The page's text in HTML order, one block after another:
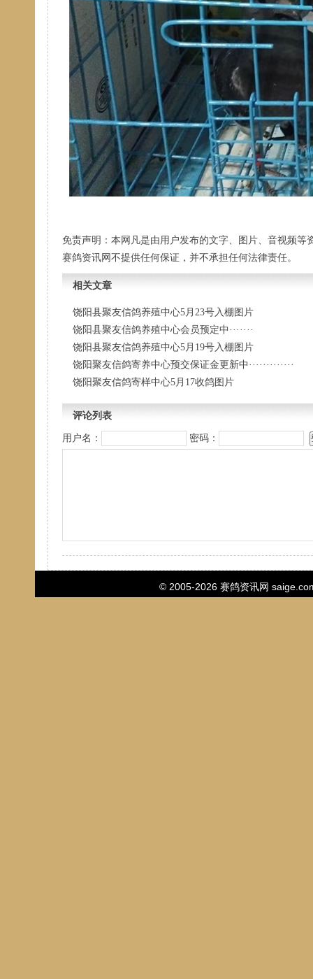
免责声明：本网凡是由用户发布的文字、图片、音视频
赛鸽资讯网不提供任何保证，并不承担任何法律责任。
相关文章
饶阳县聚友信鸽养殖中心5月23号入棚图片
饶阳县聚友信鸽养殖中心会员预定中·······
饶阳县聚友信鸽养殖中心5月19号入棚图片
饶阳聚友信鸽寄养中心预交保证金更新中·············
饶阳聚友信鸽寄样中心5月17收鸽图片
评论列表
用户名： 密码：
© 2005-2026 赛鸽资讯网